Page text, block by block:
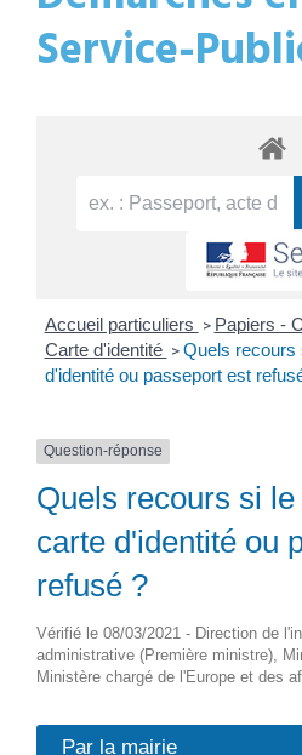
Service-
Accueil particuliers > Papiers -
Carte d'identité > Quels recours
d'identité ou passeport est
Question-réponse
Quels recours si
carte d'identité ou
refusé ?
Vérifié le 08/03/2021 - Direction de
administrative (Première ministre),
Ministère chargé de l'Europe et des
Par la mairie